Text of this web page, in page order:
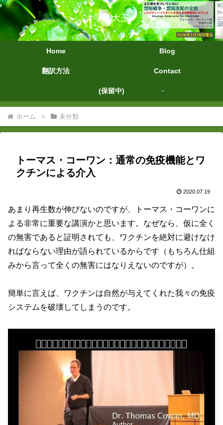
字幕大王
Home Blog
翻訳方法 Contact
(保留中)
ホーム 未分類
トーマス・コーワン：通常の免疫機能とワ
クチンによる介入
2020.07.19
あまり再生数が伸びないのですが、トーマス・コーワンに
よる非常に重要な講演かと思います。なぜなら、仮に全く
の無害であると証明されても、ワクチンを絶対に避けなけ
ればならない理由が語られているからです（もちろん仕組
みから言って全くの無害にはなりえないのですが）。
簡単に言えば、ワクチンは自然が与えてくれた我々の免疫
システムを破壊してしまうのです。